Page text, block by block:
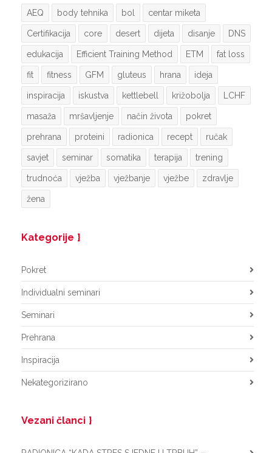
AEQ body tehnika bol centar miketa
Certifikacija core desert dijeta disanje DNS
edukacija Efficient Training Method ETM fat loss
fit fitness GFM gluteus hrana ideja
inspiracija iskustva kettlebell križobolja LCHF
masaža mršavljenje način života pokret
prehrana proteini radionica recept ručak
savjet seminar somatika terapija trening
trudnoća vježba vježbanje vježbe zdravlje
žena
Kategorije
Pokret
Individualni seminari
Seminari
Prehrana
Inspiracija
Nekategorizirano
Vezani članci